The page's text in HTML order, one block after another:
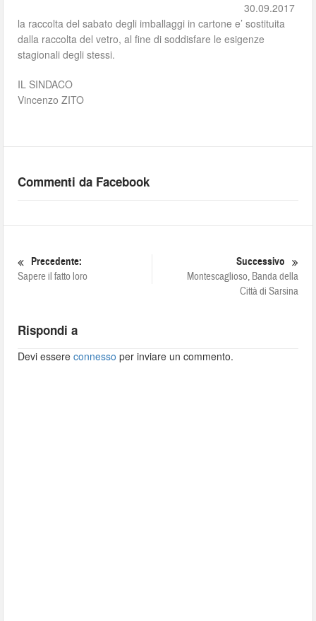
30.09.2017
la raccolta del sabato degli imballaggi in cartone e’ sostituita
dalla raccolta del vetro, al fine di soddisfare le esigenze
stagionali degli stessi.
IL SINDACO
Vincenzo ZITO
Commenti da Facebook
Precedente:
Sapere il fatto loro
Successivo
Montescaglioso, Banda della
Città di Sarsina
Rispondi a
Devi essereconnesso per inviare un commento.